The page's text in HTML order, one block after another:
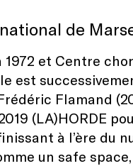
de
1972 et Centre
est
Flamand
(LA)HORDE
à l’ère du
un safe